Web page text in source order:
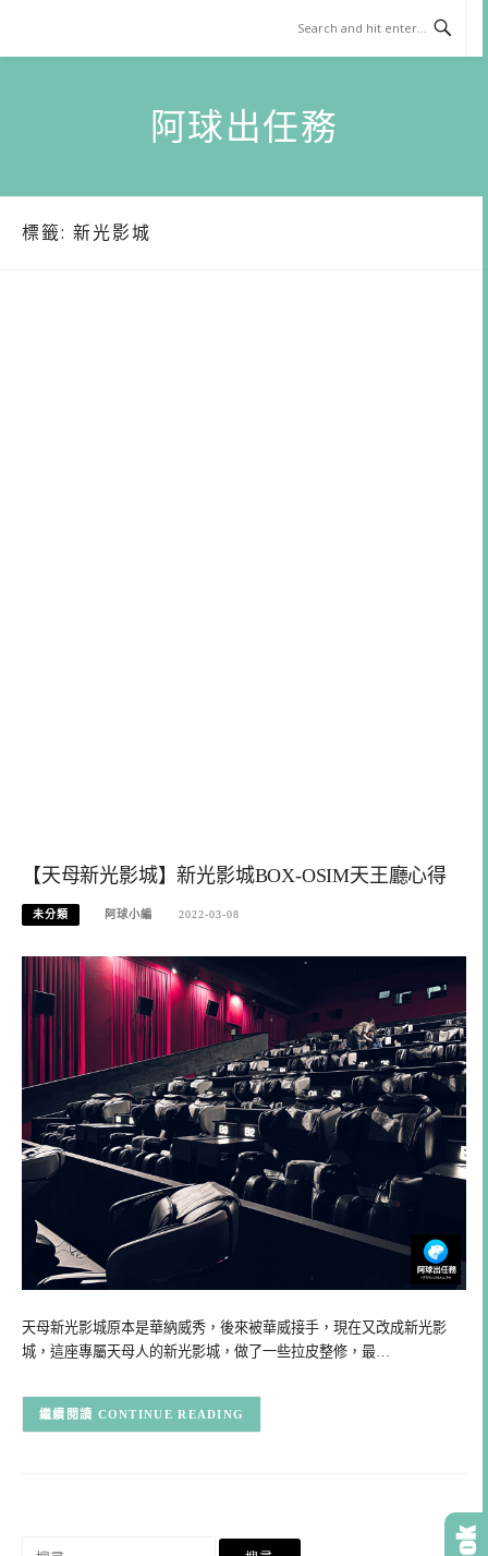
content
阿球出任務
標籤: 新光影城
【天母新光影城】新光影城BOX-OSIM天王廳心得
未分類 阿球小編 2022-03-08
天母新光影城原本是華納威秀，後來被華威接手，現在又改成新光影
城，這座專屬天母人的新光影城，做了一些拉皮整修，最…
CONTINUE READING